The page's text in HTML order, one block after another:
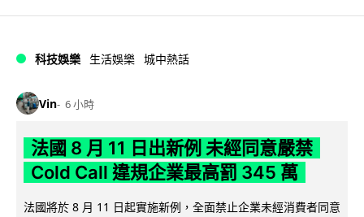
科技娛樂 生活娛樂 城中熱話
Vin 6 小時
法國 8 月 11 日出新例 未經同意嚴禁
Cold Call 違規企業最高罰 345 萬
法國將於 8 月 11 日起實施新例，全面禁止企業未經消費者同意